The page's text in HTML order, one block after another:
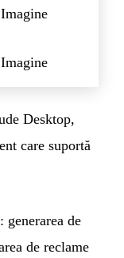
Imagine
Imagine
Desktop,
care suportă
de
de reclame